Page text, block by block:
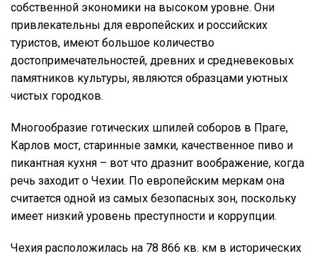
собственной экономики на высоком уровне. Они
привлекательны для европейских и российских
туристов, имеют большое количество
достопримечательностей, древних и средневековых
памятников культуры, являются образцами уютных
чистых городков.
Многообразие готических шпилей соборов в Праге,
Карлов мост, старинные замки, качественное пиво и
пикантная кухня – вот что дразнит воображение, когда
речь заходит о Чехии. По европейским меркам она
считается одной из самых безопасных зон, поскольку
имеет низкий уровень преступности и коррупции.
Чехия расположилась на 78 866 кв. км в исторических